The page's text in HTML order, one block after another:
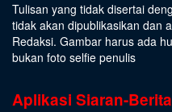
Tulisan yang tidak disertai
tidak akan dipublikasikan dan
Redaksi. Gambar harus ada
bukan foto selfie penulis
Aplikasi Siaran-